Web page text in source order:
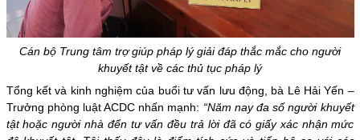
Cán bộ Trung tâm trợ giúp pháp lý giải đáp thắc mắc cho người
khuyết tật về các thủ tục pháp lý
Tổng kết và kinh nghiệm của buổi tư vấn lưu động, bà Lê Hải Yến –
Trưởng phòng luật ACDC nhấn mạnh: “Năm nay đa số người khuyết
tật hoặc người nhà đến tư vấn đều trả lời đã có giấy xác nhận mức